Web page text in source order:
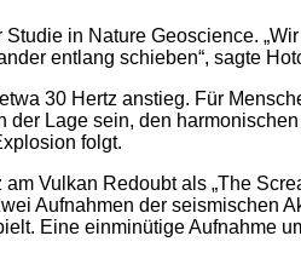
in Nature Geoscience.
entlang schieben“, sagte
30 Hertz anstieg. Für
Lage sein, den
folgt.
Vulkan Redoubt als „The
Aufnahmen der seismischen
Eine einminütige Aufnahme